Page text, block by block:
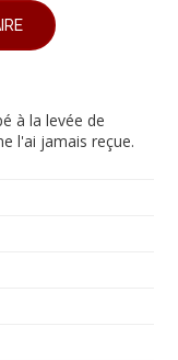
à la levée de
l'ai jamais reçue.